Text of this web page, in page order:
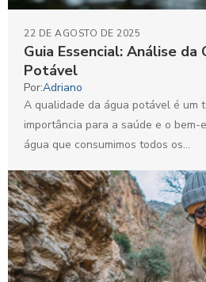
Guia Essencial: Análise da
Potável
22 DE AGOSTO DE 2025
Por:Adriano
A qualidade da água potável é um
importância para a saúde e o
água que consumimos todos os...